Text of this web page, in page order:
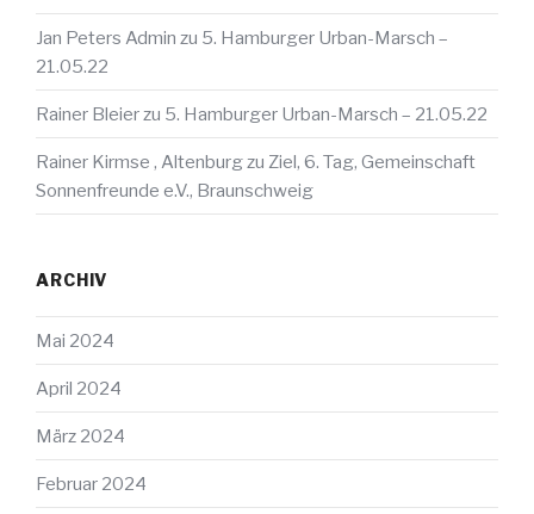
Jan Peters Admin zu 5. Hamburger Urban-Marsch –
21.05.22
Rainer Bleierzu 5. Hamburger Urban-Marsch – 21.05.22
Rainer Kirmse , Altenburgzu Ziel, 6. Tag, Gemeinschaft
Sonnenfreunde e.V., Braunschweig
ARCHIV
Mai 2024
April 2024
März 2024
Februar 2024